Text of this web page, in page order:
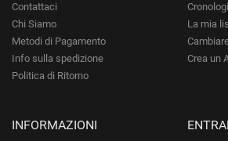
Contattaci
Chi Siamo
Metodi di Pagamento
Info sulla spedizione
Politica di Ritorno
La mia
Crea un
INFORMAZIONI